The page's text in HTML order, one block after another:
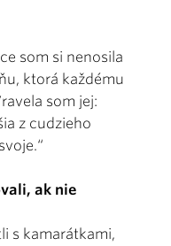
som si nenosila
ktorá každému
som jej:
z cudzieho
ak nie
s kamarátkami,